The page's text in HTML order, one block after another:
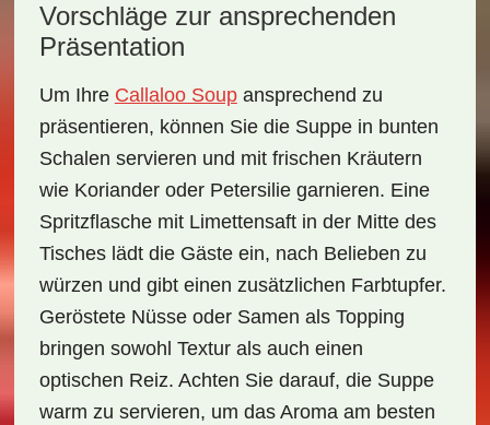
Vorschläge zur ansprechenden
Präsentation
Um Ihre Callaloo Soupansprechend zu
präsentieren, können Sie die Suppe in bunten
Schalen servieren und mit frischen Kräutern
wie Koriander oder Petersilie garnieren. Eine
Spritzflasche mit Limettensaft in der Mitte des
Tisches lädt die Gäste ein, nach Belieben zu
würzen und gibt einen zusätzlichen Farbtupfer.
Geröstete Nüsse oder Samen als Topping
bringen sowohl Textur als auch einen
optischen Reiz. Achten Sie darauf, die Suppe
warm zu servieren, um das Aroma am besten